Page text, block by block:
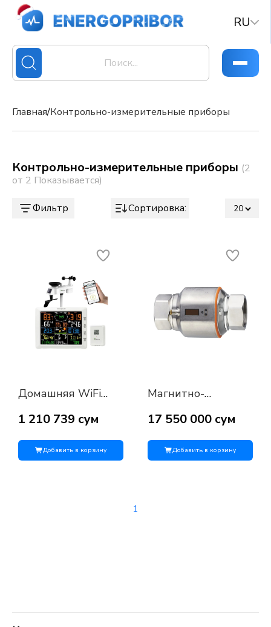
RU
Главная/Контрольно-измерительные приборы
Контрольно-измерительные приборы (2
от 2 Показывается)
Фильтр Сортировка:
Домашняя WiFi
с цветным
дисплеем 8.3
дюйма
1 210 739 сум
Добавить в корзину
Магнитно-
расходомер
SM2604
(SMN21XGX50KG/US-
100)
17 550 000 сум
Добавить в корзину
1